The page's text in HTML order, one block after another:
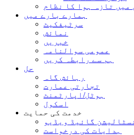
میں تازہ ہوا کا نظام
ہمارے بارے میں
سرٹیفکیٹ
نمائش
خبریں
عمومی سوالنامہ
ہم سے رابطہ کریں
حل
رہائش گاہ
تجارتی عمارت
ہوٹل/اپارٹمنٹ
اسکول
خدمت کی حمایت
گائیڈ ویڈیو
ہدایات کی درخواست